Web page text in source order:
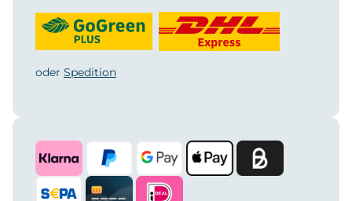
oder Spedition